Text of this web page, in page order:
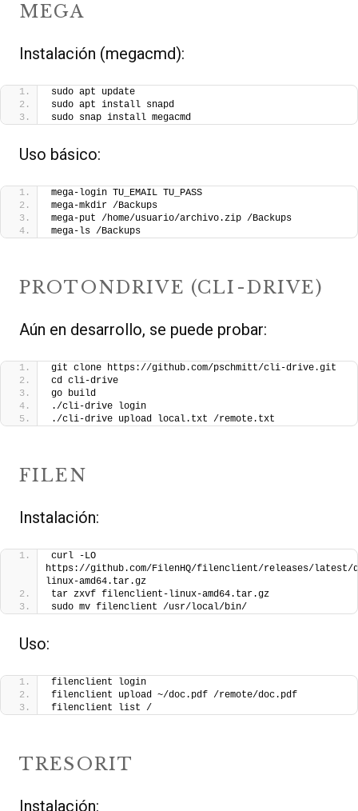
MEGA
Instalación (megacmd):
sudo apt update
sudo apt install snapd
sudo snap install megacmd
Uso básico:
mega-login TU_EMAIL TU_PASS
mega-mkdir /Backups
mega-put /home/usuario/archivo.zip /Backups
mega-ls /Backups
PROTONDRIVE (CLI-DRIVE)
Aún en desarrollo, se puede probar:
git clone https://github.com/pschmitt/cli-drive.git
cd cli-drive
go build
./cli-drive login
./cli-drive upload local.txt /remote.txt
FILEN
Instalación:
curl -LO
https://github.com/FilenHQ/filenclient/releases/latest/
linux-amd64.tar.gz
tar zxvf filenclient-linux-amd64.tar.gz
sudo mv filenclient /usr/local/bin/
Uso:
filenclient login
filenclient upload ~/doc.pdf /remote/doc.pdf
filenclient list /
TRESORIT
Instalación: